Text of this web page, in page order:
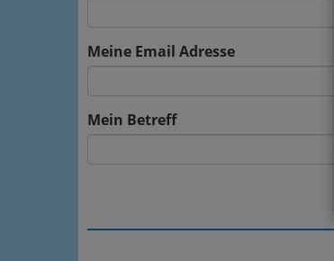
Meine Email Adresse
Mein Betreff